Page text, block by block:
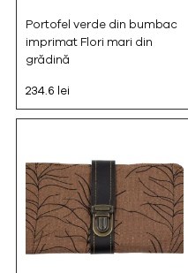
Portofel verde din bumbac
imprimat Flori mari din
grădină
234.6 lei